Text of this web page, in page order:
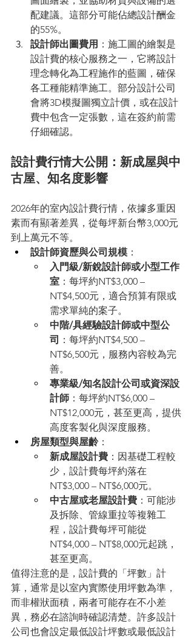
配建議。這部分可能佔總設計酬金
的55%。
設計師出圖費用 ：施工圖的繪製是
設計費的核心服務之一，它將設計
理念轉化為工程施作的藍圖，確保
各工種能精準施工。部分設計公司
會將3D模擬圖獨立計價，或在設計
費中包含一定張數，這在簽約前需
仔細確認。
設計費行情大公開：新成屋與中
古屋、知名度影響
2026年的室內設計費行情，依據多重因
素而有顯著差異，從每坪新台幣3,000元
到上萬元不等。
設計師資歷與公司規模 ：
入門級/新銳設計師或小型工作
室 ：每坪約NT$3,000 –
NT$4,500元，適合預算有限或
需求單純的案子。
中階/具經驗設計師或中型公
司 ：每坪約NT$4,500 –
NT$6,500元，服務內容較為完
善。
專業級/知名設計公司或資深設
計師 ：每坪約NT$6,000 –
NT$12,000元，甚至更高，提供
高度客製化與深度服務。
房屋類型與屋齡：
新成屋設計費 ：因基礎工程較
少，設計費每坪約落在
NT$3,000 – NT$6,000元。
中古屋或老屋設計費 ：可能涉
及拆除、管線重拉等複雜工
程，設計費每坪可能從
NT$4,000 – NT$8,000元起跳，
甚至更高。
值得注意的是，設計費的「坪數」計
算，通常是以室內實際使用坪數為準，
而非權狀面積，兩者可能存在不小差
異，務必在諮詢時確認清楚。許多設計
公司也會設定最低設計坪數或最低設計